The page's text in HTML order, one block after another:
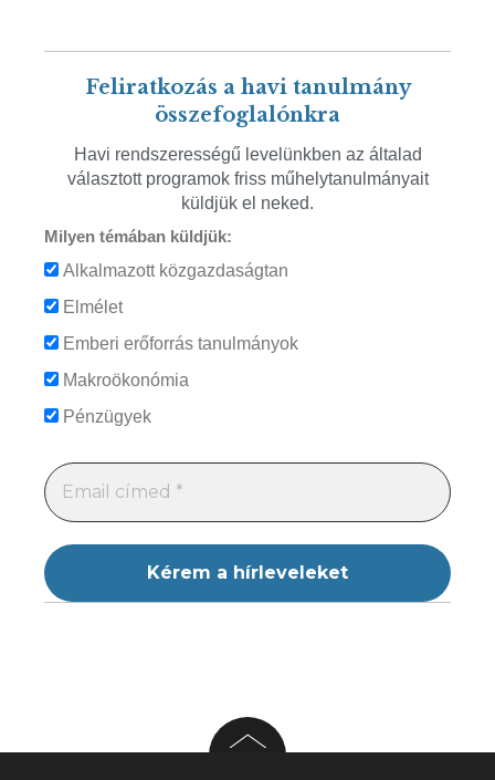
Feliratkozás a havi tanulmány
összefoglalónkra
Havi rendszerességű levelünkben az általad
választott programok friss műhelytanulmányait
küldjük el neked.
Milyen témában küldjük:
Alkalmazott közgazdaságtan
Elmélet
Emberi erőforrás tanulmányok
Makroökonómia
Pénzügyek